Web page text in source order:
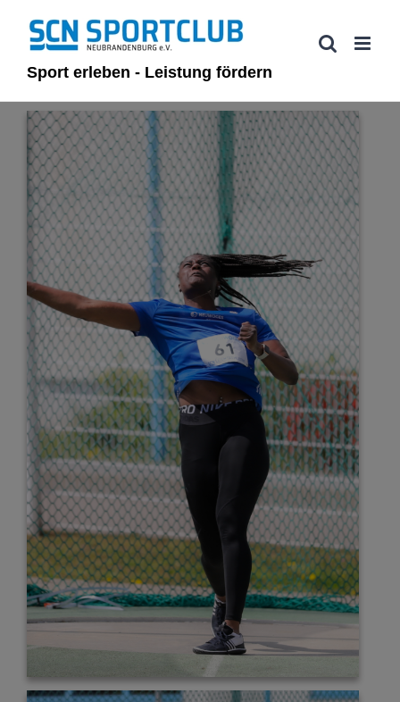
Inhalt
springenSport erleben - Leistung fördern